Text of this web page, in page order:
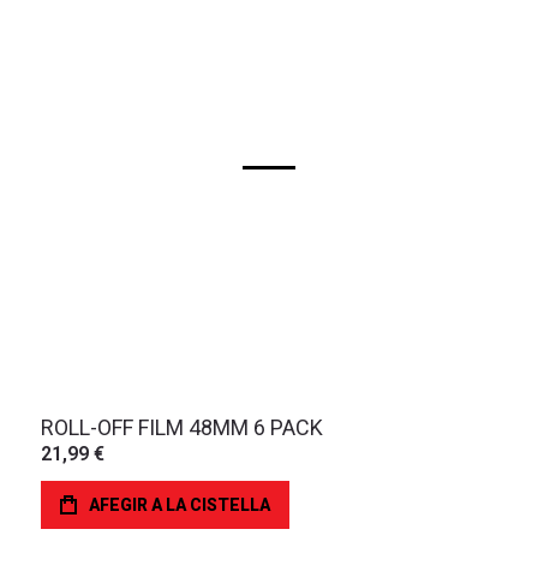
ROLL-OFF FILM 48MM 6 PACK
21,99 €
AFEGIR A LA CISTELLA